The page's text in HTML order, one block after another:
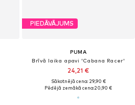
PIEDĀVĀJUMS
PUMA
Brīvā laika apavi 'Cabana Racer'
24,21 €
Sākotnējā cena: 29,90 €
Pēdējā zemākā cena:20,90 €